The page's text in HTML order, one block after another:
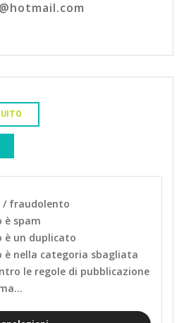
/ fraudolento
è spam
è un duplicato
è nella categoria sbagliata
le regole di pubblicazione